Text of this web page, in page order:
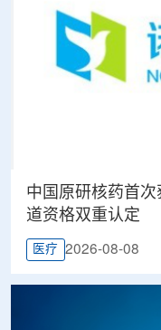
中国原研核药首
道资格双重认定
医疗 2026-08-08